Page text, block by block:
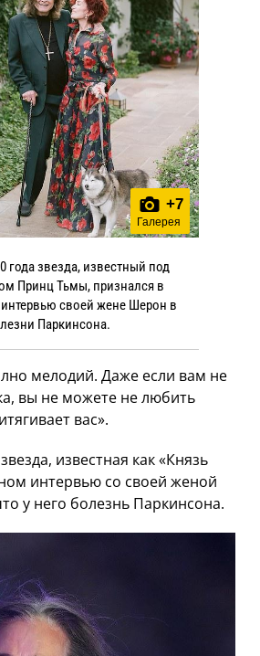
+7
Галерея
года звезда, известный под
Принц Тьмы, признался в
своей жене Шерон в
Паркинсона.
мелодий. Даже если вам не
вы не можете не любить
вас».
известная как «Князь
интервью со своей женой
у него болезнь Паркинсона.